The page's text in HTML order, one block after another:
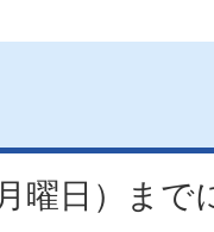
曜日）まで